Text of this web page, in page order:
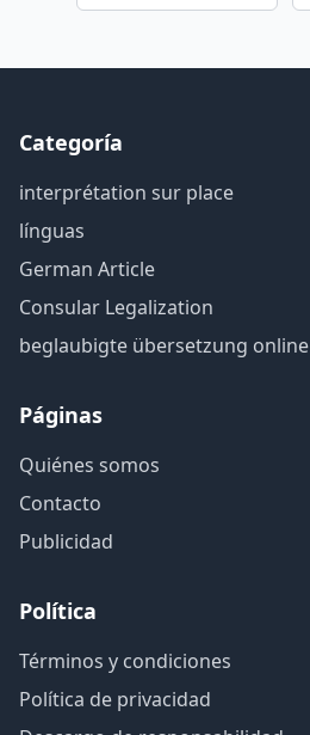
Categoría
interprétation sur place
línguas
German Article
Consular Legalization
beglaubigte übersetzung online
Páginas
Quiénes somos
Contacto
Publicidad
Política
Términos y condiciones
Política de privacidad